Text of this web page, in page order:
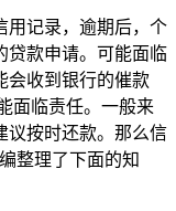
用记录，逾期后，个
贷款申请。可能面临
会收到银行的催款
面临责任。一般来
议按时还款。那么信
整理了下面的知